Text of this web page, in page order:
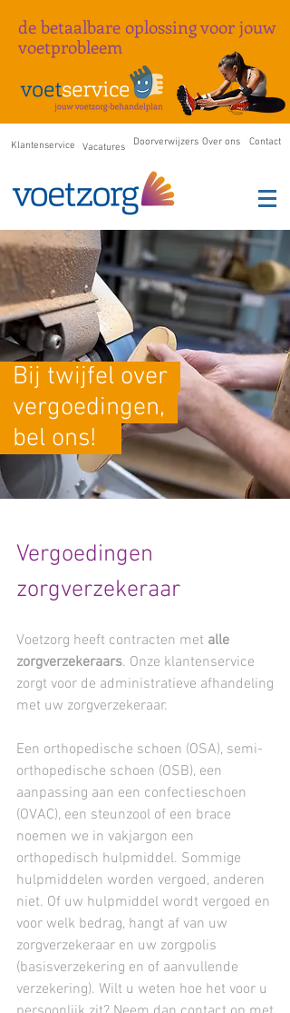
de betaalbare oplossingvoor jouw
voetprobleem
Klantenservice Vacatures Doorverwijzers Over ons Contact
Bij twijfel over
vergoedingen,
bel ons!
Vergoedingen
zorgverzekeraar
Voetzorg heeft contracten met alle
zorgverzekeraars. Onze klantenservice
zorgt voor de administratieve afhandeling
met uw zorgverzekeraar.
Een orthopedische schoen (OSA), semi-
orthopedische schoen (OSB), een
aanpassing aan een confectieschoen
(OVAC), een steunzool of een brace
noemen we in vakjargon een
orthopedisch hulpmiddel. Sommige
hulpmiddelen worden vergoed, anderen
niet. Of uw hulpmiddel wordt vergoed en
voor welk bedrag, hangt af van uw
zorgverzekeraar en uw zorgpolis
(basisverzekering en of aanvullende
verzekering). Wilt u weten hoe het voor u